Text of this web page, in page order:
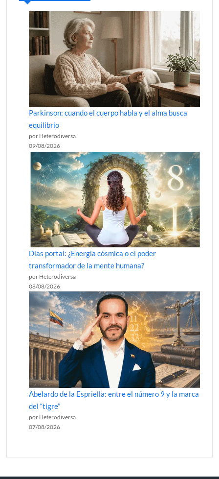
Parkinson: cuando el cuerpo habla y el alma busca
equilibrio
por Heterodiversa
09/08/2026
Días portal: ¿Energía cósmica o el poder
transformador de la mente humana?
por Heterodiversa
08/08/2026
Abelardo de la Espriella: entre el número 9 y la marca
del “tigre”
por Heterodiversa
07/08/2026